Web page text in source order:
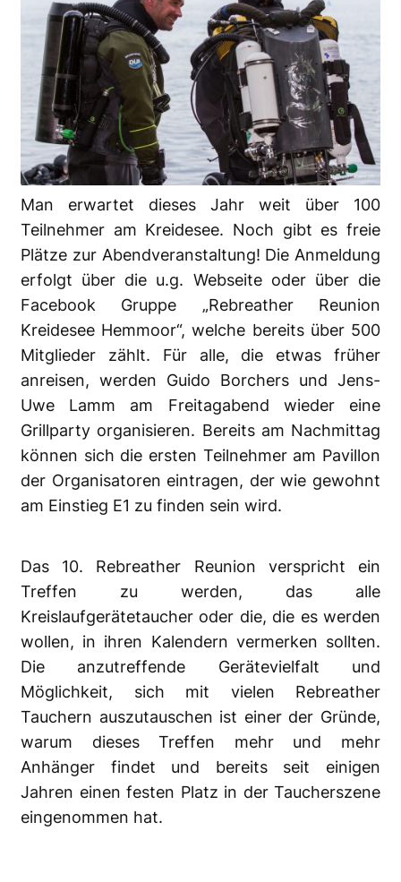
Man erwartet dieses Jahr weit über 100
Teilnehmer am Kreidesee. Noch gibt es freie
Plätze zur Abendveranstaltung! Die Anmeldung
erfolgt über die u.g. Webseite oder über die
Facebook Gruppe „Rebreather Reunion
Kreidesee Hemmoor“, welche bereits über 500
Mitglieder zählt. Für alle, die etwas früher
anreisen, werden Guido Borchers und Jens-
Uwe Lamm am Freitagabend wieder eine
Grillparty organisieren. Bereits am Nachmittag
können sich die ersten Teilnehmer am Pavillon
der Organisatoren eintragen, der wie gewohnt
am Einstieg E1 zu finden sein wird.
Das 10. Rebreather Reunion verspricht ein
Treffen zu werden, das alle
Kreislaufgerätetaucher oder die, die es werden
wollen, in ihren Kalendern vermerken sollten.
Die anzutreffende Gerätevielfalt und
Möglichkeit, sich mit vielen Rebreather
Tauchern auszutauschen ist einer der Gründe,
warum dieses Treffen mehr und mehr
Anhänger findet und bereits seit einigen
Jahren einen festen Platz in der Taucherszene
eingenommen hat.